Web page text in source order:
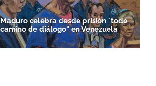
Maduro celebra desde prisión "todo
camino de diálogo" en Venezuela